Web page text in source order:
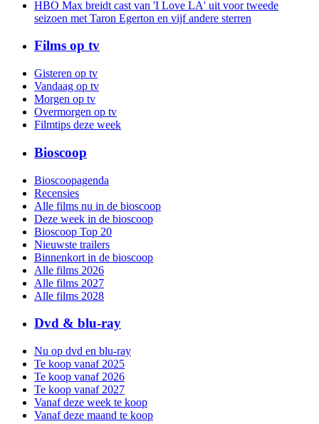
HBO Max breidt cast van 'I Love LA' uit voor tweede
seizoen met Taron Egerton en vijf andere sterren
Films op tv
Gisteren op tv
Vandaag op tv
Morgen op tv
Overmorgen op tv
Filmtips deze week
Bioscoop
Bioscoopagenda
Recensies
Alle films nu in de bioscoop
Deze week in de bioscoop
Bioscoop Top 20
Nieuwste trailers
Binnenkort in de bioscoop
Alle films 2026
Alle films 2027
Alle films 2028
Dvd & blu-ray
Nu op dvd en blu-ray
Te koop vanaf 2025
Te koop vanaf 2026
Te koop vanaf 2027
Vanaf deze week te koop
Vanaf deze maand te koop